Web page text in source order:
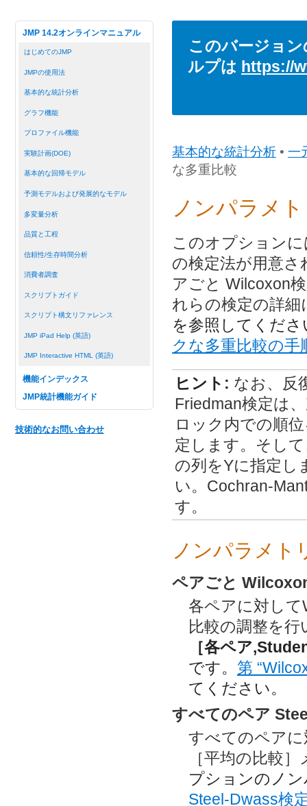
JMP 14.2オンラインマニュアル
はじめてのJMP
JMPの使用法
基本的な統計分析
グラフ機能
プロファイル機能
実験計画(DOE)
基本的な回帰モデル
予測モデルおよび発展的なモデル
多変量分析
品質と工程
信頼性/生存時間分析
消費者調査
スクリプトガイド
スクリプト構文リファレンス
JMP iPad Help (英語)
JMP Interactive HTML (英語)
機能インデックス
JMP統計機能ガイド
技術的なお問い合わせ
このバージョ
ルプは https://
基本的な統計分析 • 一
な多重比較
ノンパラメ
このオプション
の検定法が用意
アごと Wilcoxon
れらの検定の詳
を参照してくだ
クな多重比較の手
ヒント: なお、反
Friedman検定は
ロック内での順
定します。そし
の列をYに指定し
い。Cochran-
す。
ノンパラメト
ペアごと
各ペアに対して
比較の調整を
［各ペア
です。 第
てください。
すべてのペア
すべてのペア
［平均の比較
プションのノ
Steel-Dwass検